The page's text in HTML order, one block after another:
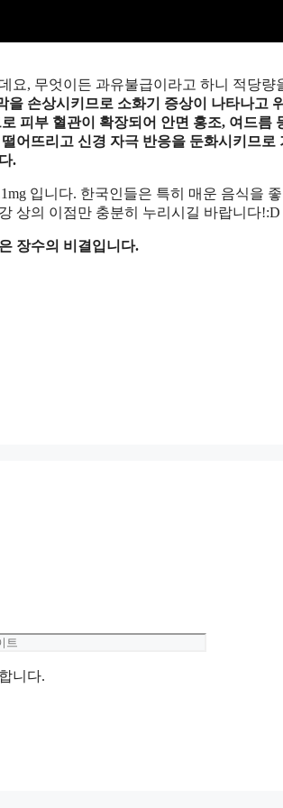
요, 무엇이든 과유불급이라고 하니 적당량
을 손상시키므로 소화기 증상이 나타나고
피부 혈관이 확장되어 안면 홍조, 여드름
어뜨리고 신경 자극 반응을 둔화시키므로
.
입니다. 한국인들은 특히 매운 음식을
상의 이점만 충분히 누리시길 바랍니다!:D
장수의 비결입니다.
니다.